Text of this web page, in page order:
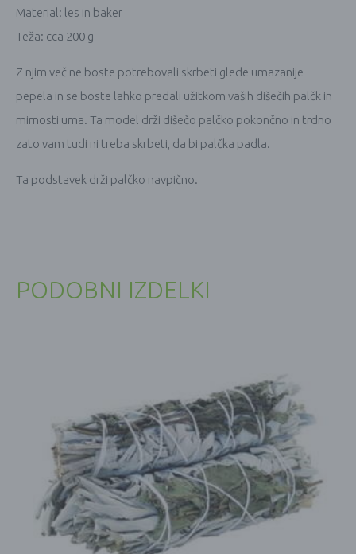
Material: les in baker
Teža: cca 200 g
Z njim več ne boste potrebovali skrbeti glede umazanije
pepela in se boste lahko predali užitkom vaših dišečih palčk in
mirnosti uma. Ta model drži dišečo palčko pokončno in trdno
zato vam tudi ni treba skrbeti, da bi palčka padla.
Ta podstavek drži palčko navpično.
PODOBNI IZDELKI